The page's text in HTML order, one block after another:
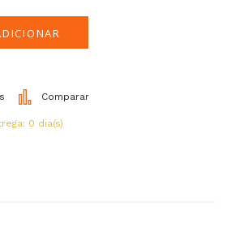
Comparar
0 dia(s)